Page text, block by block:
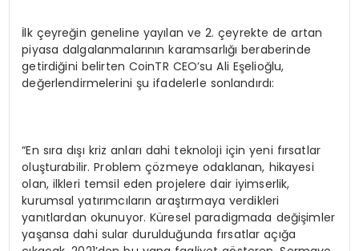
İlk çeyreğin geneline yayılan ve 2. çeyrekte de artan
piyasa dalgalanmalarının karamsarlığı beraberinde
getirdiğini belirten CoinTR CEO’su Ali Eşelioğlu,
değerlendirmelerini şu ifadelerle sonlandırdı:
“En sıra dışı kriz anları dahi teknoloji için yeni fırsatlar
oluşturabilir. Problem çözmeye odaklanan, hikayesi
olan, ilkleri temsil eden projelere dair iyimserlik,
kurumsal yatırımcıların araştırmaya verdikleri
yanıtlardan okunuyor. Küresel paradigmada değişimler
yaşansa dahi sular durulduğunda fırsatlar açığa